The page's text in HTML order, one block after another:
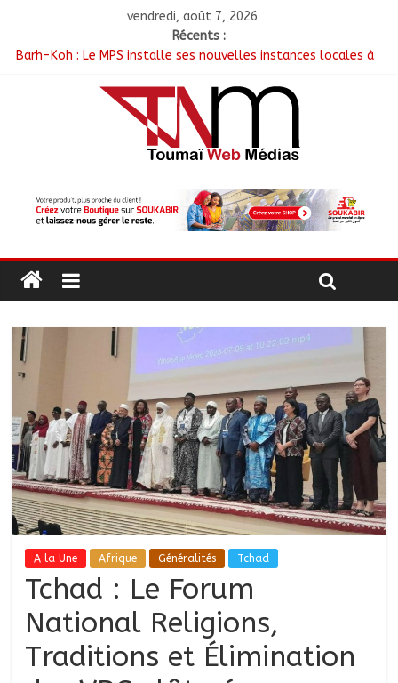
vendredi, août 7, 2026
Récents :
Barh-Koh : Le MPS installe ses nouvelles instances locales à
Borkou : Recrudescence des braquages sur l’axe Faya-Kalaït
N’Djamena : Le maire intensifie le suivi des chantiers
Moyen-Chari : Les nouveaux bacheliers orientés vers leur
Oum-Hadjer : L’ADESC offre des semences certifiées aux
producteurs de cinq villages
A la Une Afrique Généralités Tchad
Tchad : Le Forum
National Religions,
Traditions et Élimination